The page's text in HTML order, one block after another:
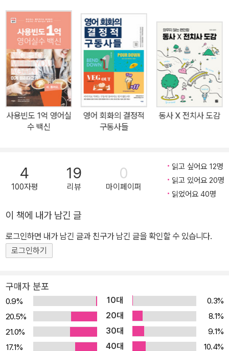
경고: 실제로 쓰이지도 않는 교과서적인 표현은 다루지 않습니다.
**사용빈도 1억 시리즈
‘내가 공부하는 영어가 과연 맞는 영어일까?’를 고민하는 대한민국
모든 영어 학습자들에게 믿고 사용할 수 있는 영어를 제공하기 위해
사람in에서 출시한 영어 표현 시리즈의 새 이름입니다. 현지인 사용
다양한 요구와 필요를 반영한 내용으로 책이 출간될 예정입니다.
천 다이어리 1, 2
등골이 오싹할 정도입니다.” “A spine-tingling collection of phra
ses that people actually use.” Thomas S. Avery (영국/방송
인, 영어교육인) 길다고 좋은 문장이 아닙니다. 짧은 문장 속에 전하
고 싶은 말을 확실하게 전합니다. “심플하면서도 극도로 실용적인 필
수 아이템.” “SIMPLE YET SUPER PRACTICAL. IT’S A MUS
T-HAVE.” Warren Yoo (미국/컴퓨터 시스템 분석가) 원어민들도
인정하는 마유영어에서 콘텐츠를 만들어 믿음이 갑니다. “국내 수많
은 영어 콘텐츠 중 외국인 친구들이 유일하게 인정하는 마유영어. 거
dbbang.com/ch/14197
사용빈도 1억 영어실
수 백신
영어 회화의 결정적
구동사들
동사 X 전치사 도감
4
100자평
19
리뷰
0
마이페이퍼
읽고 싶어요 12명
읽고 있어요 20명
읽었어요 40명
이 책에 내가 남긴 글
로그인하면 내가 남긴 글과 친구가 남긴 글을 확인할 수 있습니다.
로그인하기
구매자 분포
0.9% 10대
0.3%
20.5%
20대
8.1%
21.0%
30대
9.1%
17.1%
40대
10.4%